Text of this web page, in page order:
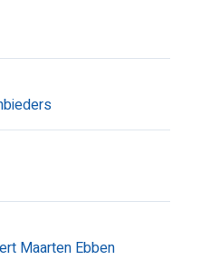
Maarten Ebben